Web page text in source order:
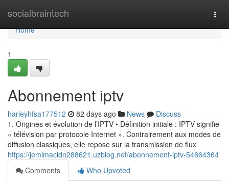
socialbraintech
Home
Home
1
Abonnement iptv
harleyhfsa177512 82 days ago News
Discuss
1. Origines et évolution de l’IPTV • Définition initiale : IPTV signifie
« télévision par protocole Internet ». Contrairement aux modes de
diffusion classiques, elle repose sur la transmission de flux
https://jemimacldn288621.uzblog.net/abonnement-iptv-54664364
Comments
Who Upvoted